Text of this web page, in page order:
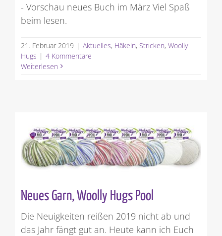
- Vorschau neues Buch im März Viel Spaß
beim lesen.
21. Februar 2019 | Aktuelles, Häkeln, Stricken, Woolly
Hugs | 4 Kommentare
Weiterlesen
Neues Garn, Woolly Hugs Pool
Die Neuigkeiten reißen 2019 nicht ab und
das Jahr fängt gut an. Heute kann ich Euch